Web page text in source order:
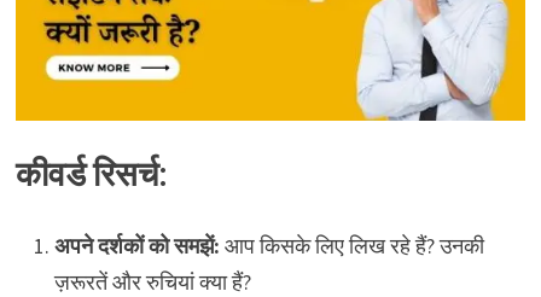
कीवर्ड रिसर्च:
अपने दर्शकों को समझें: आप किसके लिए लिख रहे हैं? उनकी
ज़रूरतें और रुचियां क्या हैं?